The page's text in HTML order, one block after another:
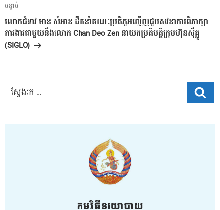
អត្ថបទ
បន្ទាប់
បន្ទាប់
លោកជំទាវ មាន សំអាន ដឹកនាំគណៈប្រតិភូអញ្ជើញជួបសវនាការពិភាក្សា
ការងារជាមួយនឹងលោក Chan Deo Zen នាយក​ប្រតិបត្តិក្រុមហ៊ុនស៊ីគ្លូ
(SIGLO)